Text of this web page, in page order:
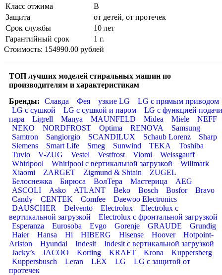
Класс отжима
B
Защита
от детей, от протечек
Срок службы
10 лет
Гарантийный срок
1 г.
Стоимость: 154990.00 рублей
ТОП лучших моделей стиральных машин по
производителям и характеристикам
Бренды:
Славда Фея узкие LG
LG с прямым приводом
LG с сушкой
LG с сушкой и паром
LG с функцией подачи
пара
Ligrell Manya MAUNFELD Midea Miele
NEFF
NEKO
NORDFROST Optima RENOVA
Samsung
Samtron
Sangiorgio SCANDILUX Schaub Lorenz
Sharp
Siemens
Smart Life Smeg Sunwind TEKA
Toshiba
Tuvio
V-ZUG Vestel Vestfrost Viomi
Weissgauff
Whirlpool
Whirlpool с вертикальной загрузкой
Willmark
Xiaomi
ZARGET Zigmund & Shtain
ZUGEL
Белоснежка
Бирюса ВолТера Мастерица
AEG
ASCOLI
Asko ATLANT Beko Bosch Bosfor
Bravo
Candy
CENTEK Comfee
Daewoo Electronics
DAUSCHER
Delvento Electrolux
Electrolux с
вертикальной загрузкой
Electrolux с фронтальной загрузкой
Esperanza
Eurosoba Evgo Gorenje GRAUDE
Grundig
Haier
Hansa Hi HIBERG Hisense Hoover
Hotpoint-
Ariston
Hyundai Indesit
Indesit с вертикальной загрузкой
Jacky’s
JACOO Korting KRAFT Krona
Kuppersberg
Kuppersbusch
Leran LEX LG
LG с защитой от
протечек